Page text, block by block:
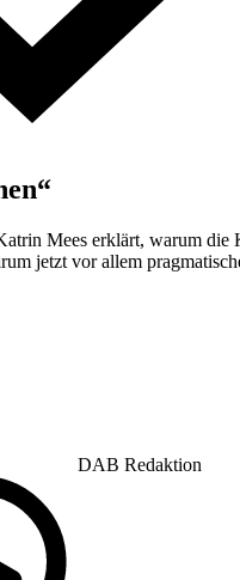
Mees erklärt, warum
jetzt vor allem
DAB Redaktion